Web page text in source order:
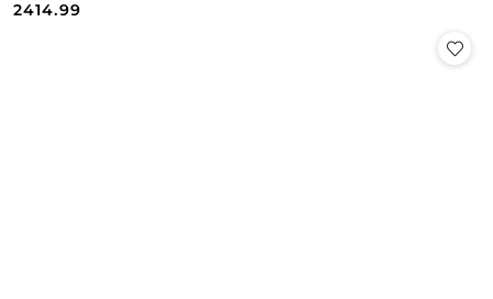
Cena:
Cena:
2414.99